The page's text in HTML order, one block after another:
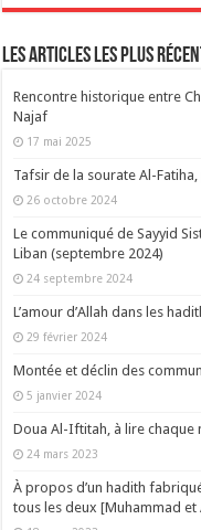
Les articles les plus
Rencontre historique entre
Najaf
17 mai 2025
Tafsir de la sourate Al-Fatiha,
26 octobre 2024
Le communiqué de Sayyid
Liban (septembre 2024)
24 septembre 2024
L’amour d’Allah dans les
29 février 2024
Montée et déclin des
5 janvier 2024
Doua Al-Iftitah, à lire chaque
24 mars 2023
À propos d’un hadith
tous les deux [Muhammad et